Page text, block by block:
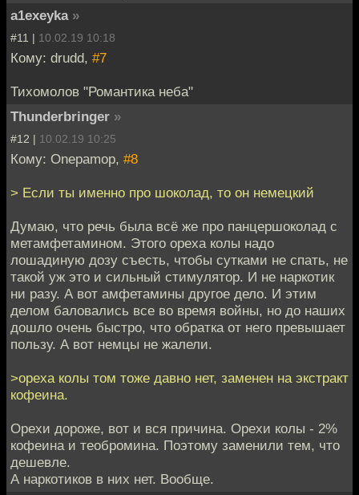
a1exeyka »
#11 | 10.02.19 10:18
Кому: drudd, #7
Тихомолов "Романтика неба"
Thunderbringer »
#12 | 10.02.19 10:25
Кому: Onepamop, #8
> Если ты именно про шоколад, то он немецкий
Думаю, что речь была всё же про панцершоколад с
метамфетамином. Этого ореха колы надо
лошадиную дозу съесть, чтобы сутками не спать, не
такой уж это и сильный стимулятор. И не наркотик
ни разу. А вот амфетамины другое дело. И этим
делом баловались все во время войны, но до наших
дошло очень быстро, что обратка от него превышает
пользу. А вот немцы не жалели.
>ореха колы том тоже давно нет, заменен на экстракт
кофеина.
Орехи дороже, вот и вся причина. Орехи колы - 2%
кофеина и теобромина. Поэтому заменили тем, что
дешевле.
А наркотиков в них нет. Вообще.